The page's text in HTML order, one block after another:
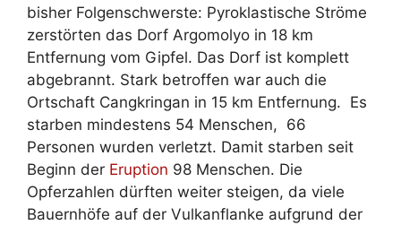
bisher Folgenschwerste: Pyroklastische Ströme
zerstörten das Dorf Argomolyo in 18 km
Entfernung vom Gipfel. Das Dorf ist komplett
abgebrannt. Stark betroffen war auch die
Ortschaft Cangkringan in 15 km Entfernung. Es
starben mindestens 54 Menschen, 66
Personen wurden verletzt. Damit starben seit
Beginn der Eruption 98 Menschen. Die
Opferzahlen dürften weiter steigen, da viele
Bauernhöfe auf der Vulkanflanke aufgrund der